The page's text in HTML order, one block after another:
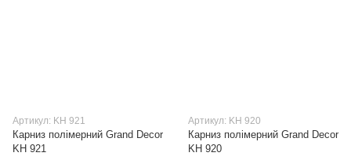
Артикул: KH 921
Карниз полімерний Grand Decor
KH 921
Артикул: KH 920
Карниз полімерний Grand Decor
KH 920